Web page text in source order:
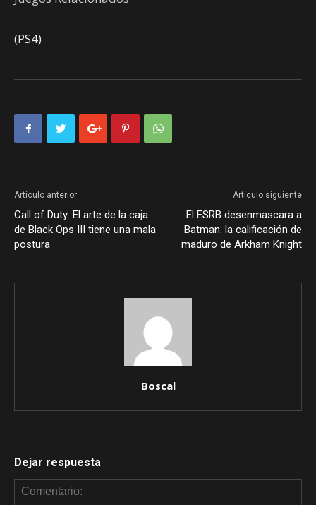
(PS4)
Artículo anterior
Call of Duty: El arte de la caja
de Black Ops III tiene una mala
postura
Artículo siguiente
El ESRB desenmascara a
Batman: la calificación de
maduro de Arkham Knight
Boscal
Dejar respuesta